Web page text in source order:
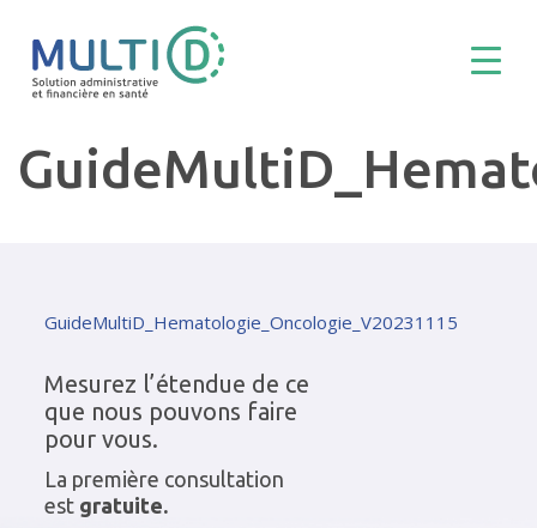
GuideMultiD_Hematologie_Oncologie_V20231115
Mesurez l’étendue de ce
que nous pouvons faire
pour vous.
La première consultation
est gratuite.